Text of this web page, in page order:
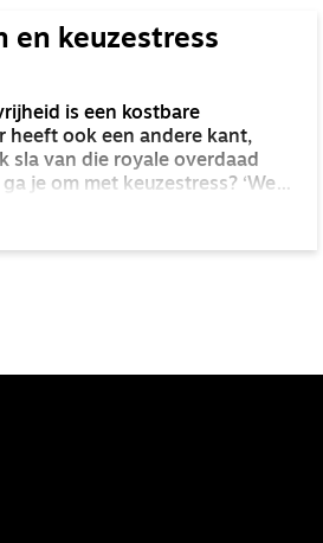
en keuzestress
is een kostbare
heeft ook een andere kant,
sla van die royale overdaad
je om met keuzestress? ‘We
die hoeven we echt niet op
uit te oefenen.’